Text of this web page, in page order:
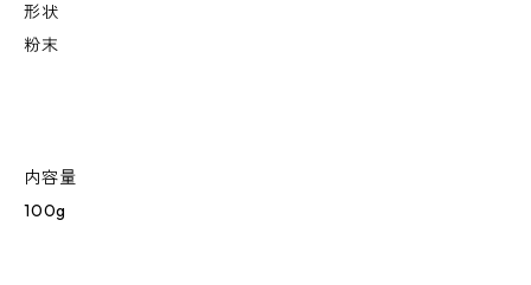
形状
粉末
内容量
100g